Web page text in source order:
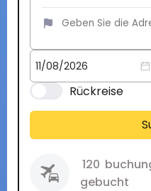
Rückreise
120
gebucht